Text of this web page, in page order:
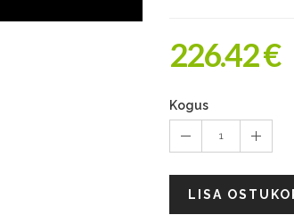
226.42 €
Kogus
1
LISA